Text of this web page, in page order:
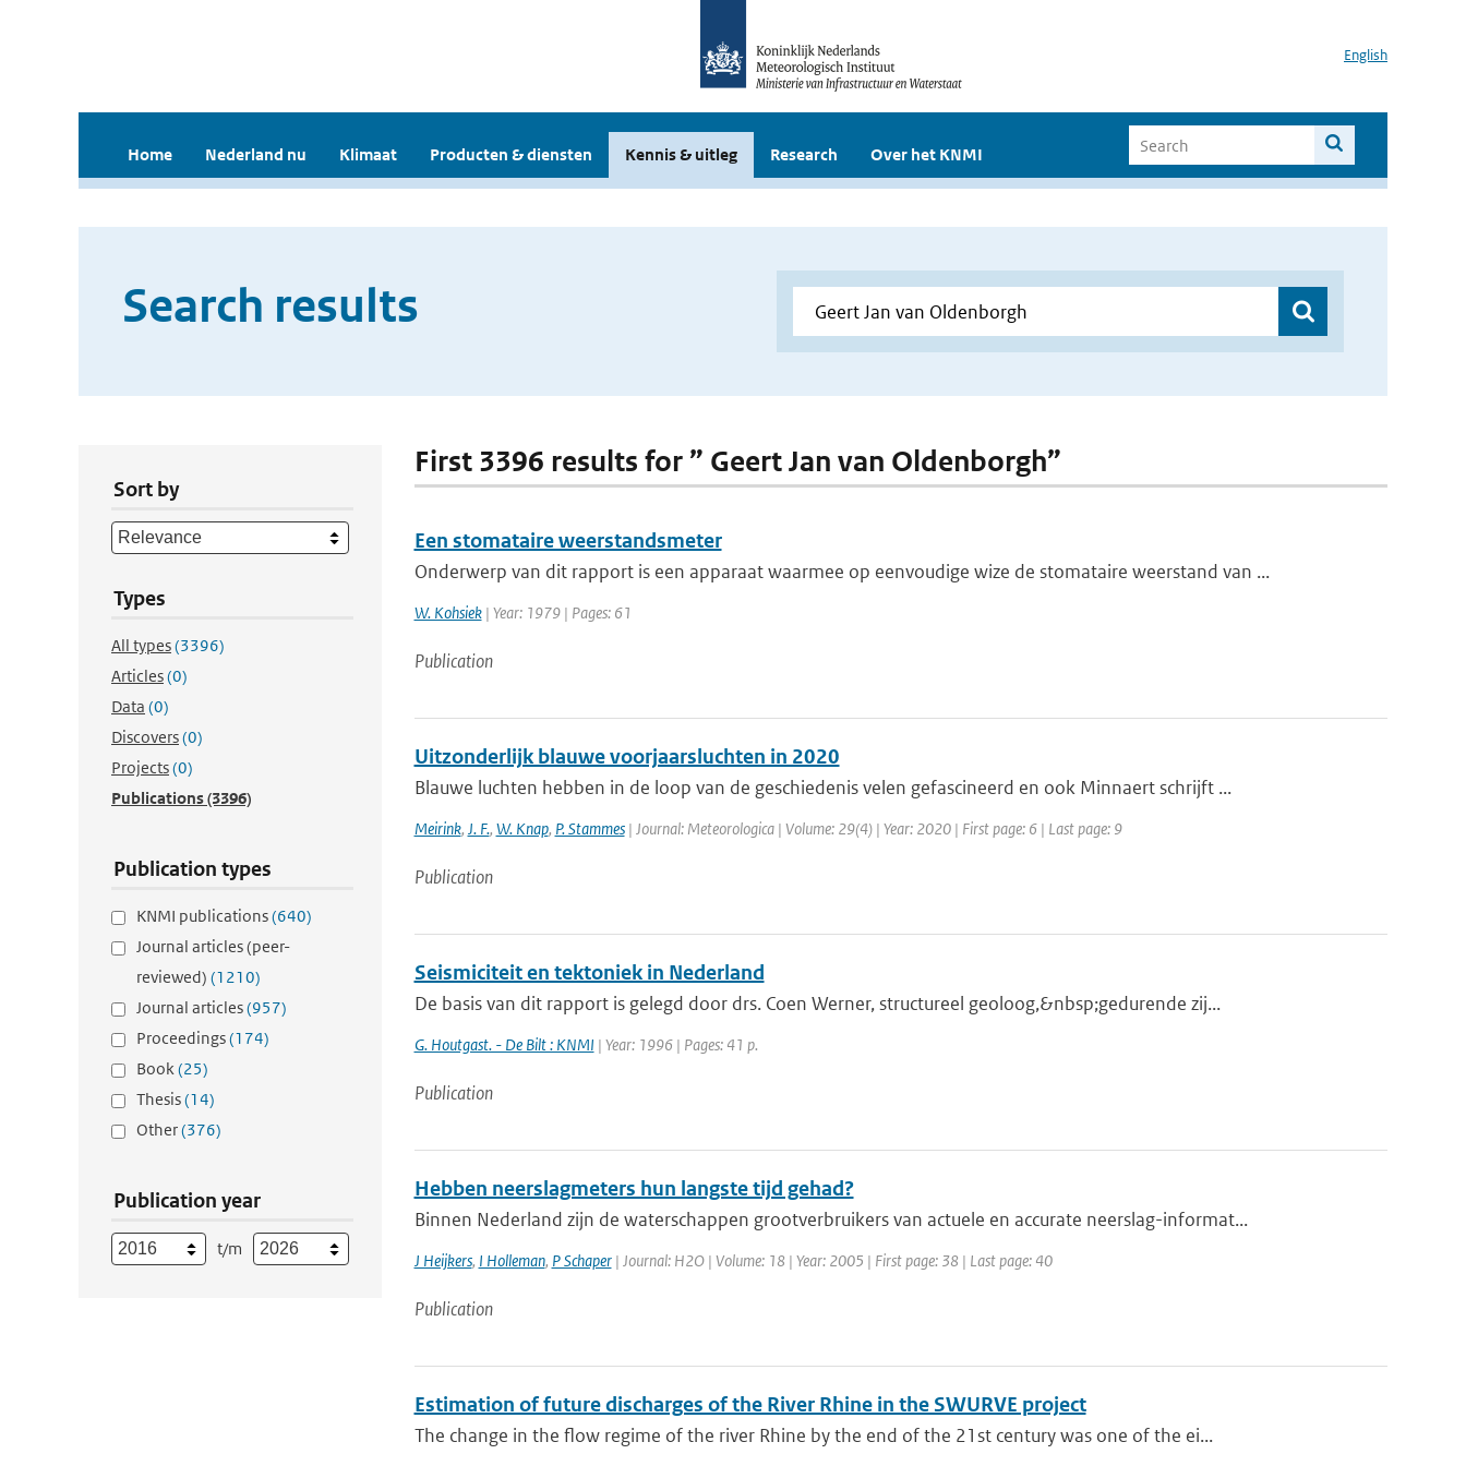
English
Home Nederland nu Klimaat Producten & diensten Kennis & uitleg Research Over het KNMI
Search results
Sort by
Types
All types(3396)
Articles(0)
Data (0)
Discovers(0)
Projects(0)
Publications(3396)
Publication types
KNMI publications(640)
Journal articles (peer-
reviewed) (1210)
Journal articles(957)
Proceedings(174)
Book(25)
Thesis(14)
Other(376)
Publication year
t/m
First 3396 results for ” Geert Jan van Oldenborgh”
Een stomataire weerstandsmeter
Onderwerp van dit rapport is een apparaat waarmee op eenvoudige wize de stomataire weerstand van ...
W. Kohsiek| Year: 1979 | Pages: 61
Publication
Uitzonderlijk blauwe voorjaarsluchten in 2020
Blauwe luchten hebben in de loop van de geschiedenis velen gefascineerd en ook Minnaert schrijft ...
Meirink, J. F., W. Knap, P. Stammes| Journal: Meteorologica | Volume: 29(4) | Year: 2020 | First page: 6 | Last page: 9
Publication
Seismiciteit en tektoniek in Nederland
De basis van dit rapport is gelegd door drs. Coen Werner, structureel geoloog,&nbsp;gedurende zij...
G. Houtgast. - De Bilt : KNMI | Year: 1996 | Pages: 41 p.
Publication
Hebben neerslagmeters hun langste tijd gehad?
Binnen Nederland zijn de waterschappen grootverbruikers van actuele en accurate neerslag-informat...
J Heijkers, I Holleman, P Schaper| Journal: H2O | Volume: 18 | Year: 2005 | First page: 38 | Last page: 40
Publication
Estimation of future discharges of the River Rhine in the SWURVE project
The change in the flow regime of the river Rhine by the end of the 21st century was one of the ei...